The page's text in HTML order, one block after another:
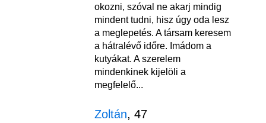
okozni, szóval ne akarj mindig
mindent tudni, hisz úgy oda lesz
a meglepetés. A társam keresem
a hátralévő időre. Imádom a
kutyákat. A szerelem
mindenkinek kijelöli a
megfelelő...
Zoltán, 47